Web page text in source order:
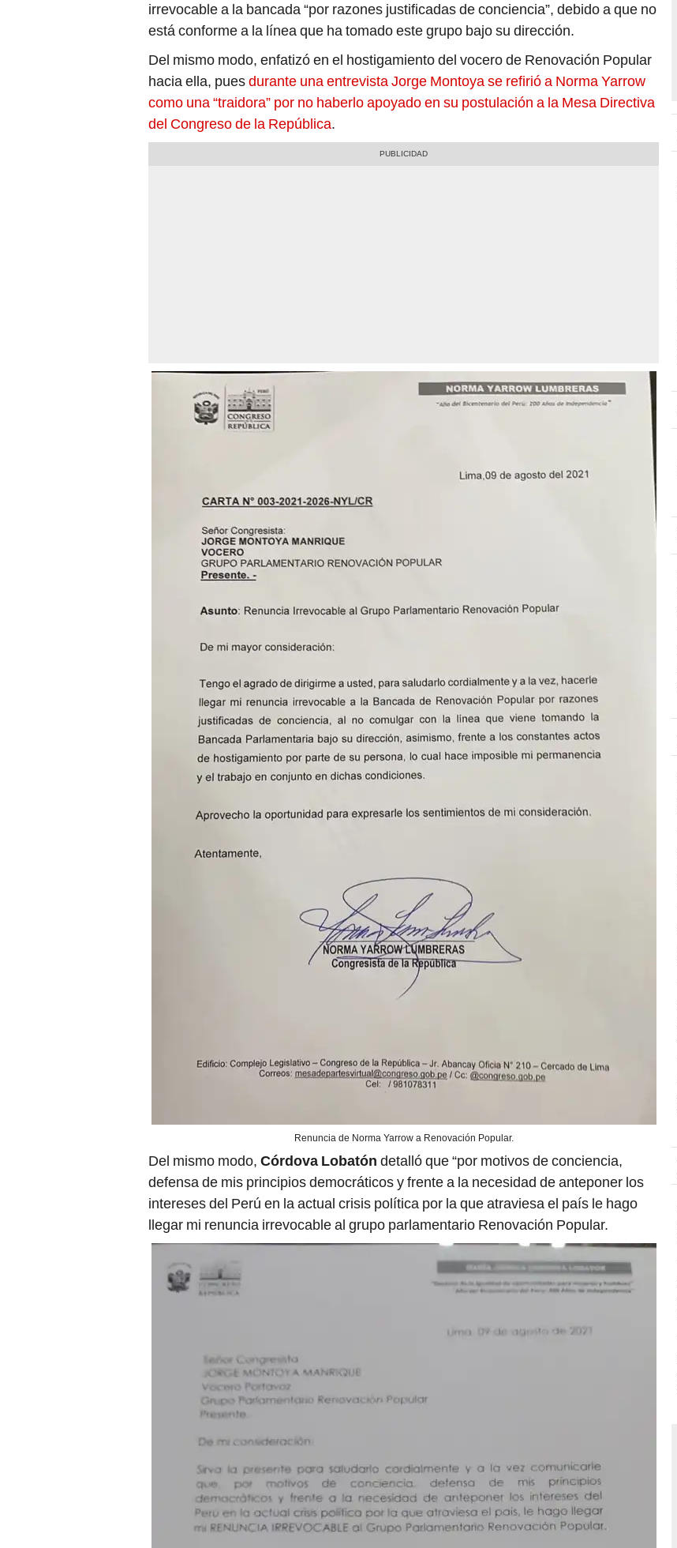
irrevocable a la bancada “por razones justificadas de conciencia”, debido a que no
está conforme a la línea que ha tomado este grupo bajo su dirección.
Del mismo modo, enfatizó en el hostigamiento del vocero de Renovación Popular
hacia ella, puesdurante una entrevista Jorge Montoya se refirió a Norma Yarrow
como una “traidora” por no haberlo apoyado en su postulación a la Mesa Directiva
del Congreso de la República.
Renuncia de Norma Yarrow a Renovación Popular.
Del mismo modo, Córdova Lobatón detalló que “por motivos de conciencia,
defensa de mis principios democráticos y frente a la necesidad de anteponer los
intereses del Perú en la actual crisis política por la que atraviesa el país le hago
llegar mi renuncia irrevocable al grupo parlamentario Renovación Popular.